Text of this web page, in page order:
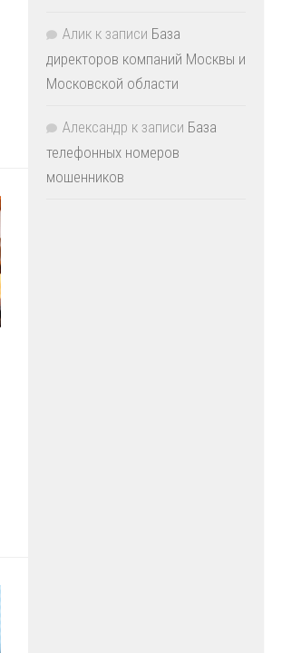
Алик к записи База
директоров компаний Москвы и
Московской области
Александр к записи База
телефонных номеров
мошенников